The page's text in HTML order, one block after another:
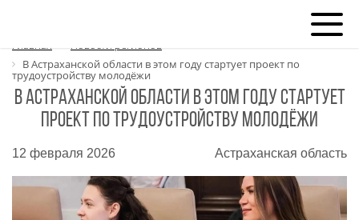
Главная
Новости регионов
В Астраханской области в этом году стартует проект по
трудоустройству молодёжи
В Астраханской области в этом году стартует
проект по трудоустройству молодёжи
12 февраля 2026 Астраханская область